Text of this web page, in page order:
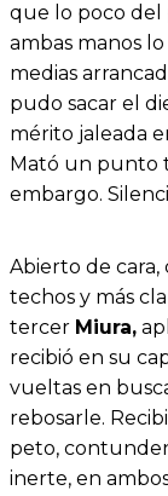
que lo poco del
ambas manos
medias
pudo sacar el
mérito jaleada
Mató un punto
embargo.
Abierto de cara,
techos y más
tercer Miura,
recibió en su
vueltas en
rebosarle.
peto,
inerte, en